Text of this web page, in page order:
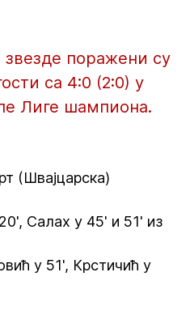
поражени су
са 4:0 (2:0) у
Лиге шампиона.
(Швајцарска)
Салах у 45' и 51' из
у 51', Крстичић у